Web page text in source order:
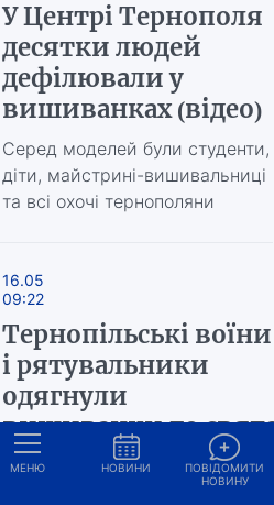
У Центрі Тернополя
десятки людей
дефілювали у
вишиванках (відео)
Серед моделей були студенти,
діти, майстрині-вишивальниці
та всі охочі тернополяни
16.05
09:22
Тернопільські воїни
і рятувальники
одягнули
вишиванки до
(фото)
МЕНЮ НОВИНИ
ПОВІДОМИТИ
НОВИНУ